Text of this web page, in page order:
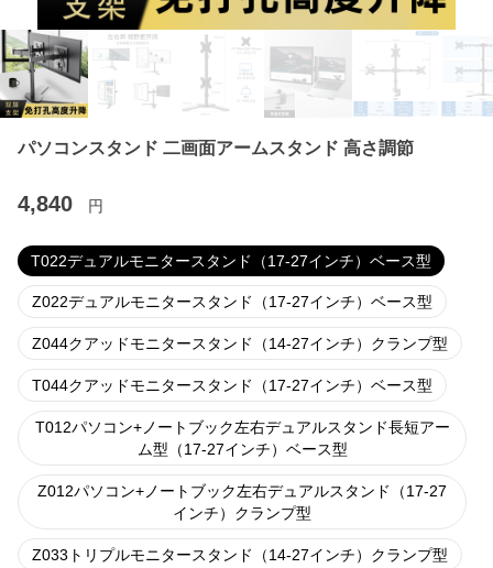
パソコンスタンド 二画面アームスタンド 高さ調節
4,840 円
T022デュアルモニタースタンド（17-27インチ）ベース型
Z022デュアルモニタースタンド（17-27インチ）ベース型
Z044クアッドモニタースタンド（14-27インチ）クランプ型
T044クアッドモニタースタンド（17-27インチ）ベース型
T012パソコン+ノートブック左右デュアルスタンド長短アー
ム型（17-27インチ）ベース型
Z012パソコン+ノートブック左右デュアルスタンド（17-27
インチ）クランプ型
Z033トリプルモニタースタンド（14-27インチ）クランプ型